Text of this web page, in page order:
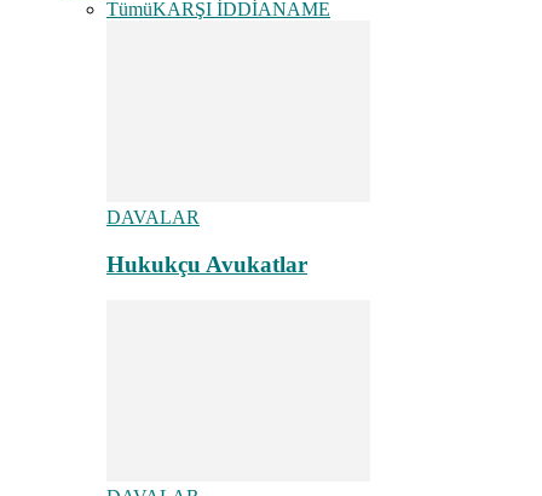
TümüKARŞI İDDİANAME
DAVALAR
Hukukçu Avukatlar